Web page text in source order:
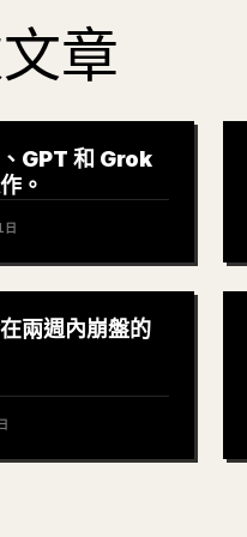
章
GPT 和 Grok
。
兩週內崩盤的